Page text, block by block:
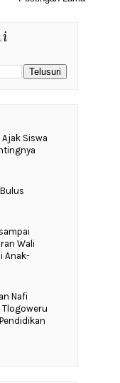
Siswa
Wali
Anak-
Nafi
Tlogoweru